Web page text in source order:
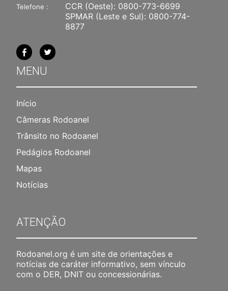
Telefone : CCR (Oeste): 0800-773-6699
SPMAR (Leste e Sul): 0800-774-
8877
MENU
Início
Câmeras Rodoanel
Trânsito no Rodoanel
Pedágios Rodoanel
Mapas
Notícias
ATENÇÃO
Rodoanel.org é um site de orientações e
notícias de caráter informativo, sem vínculo
com o DER, DNIT ou concessionárias.